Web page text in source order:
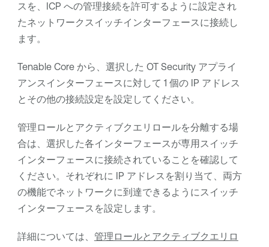
スを、ICP への管理接続を許可するように設定され
たネットワークスイッチインターフェースに接続し
ます。
Tenable Coreから、選択した OT Securityアプライ
アンスインターフェースに対して 1 個の IP アドレス
とその他の接続設定を設定してください。
管理ロールとアクティブクエリロールを分離する場
合は、選択した各インターフェースが専用スイッチ
インターフェースに接続されていることを確認して
ください。それぞれに IP アドレスを割り当て、両方
の機能でネットワークに到達できるようにスイッチ
インターフェースを設定します。
詳細については、 管理ロールとアクティブクエリロ